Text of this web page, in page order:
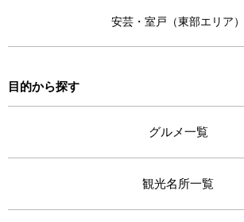
安芸・室戸（東部エリア）
目的から探す
グルメ一覧
観光名所一覧